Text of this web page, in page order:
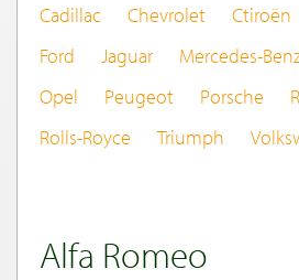
Cadillac
Chevrolet Ctiroën
Ford
Jaguar Mercedes-
Opel
Peugeot Porsche
Rolls-Royce
Triumph
Alfa Romeo